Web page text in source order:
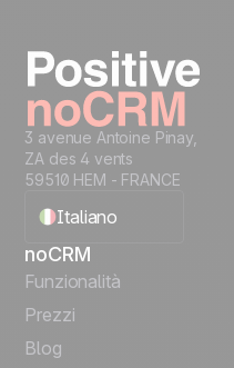
3 avenue Antoine Pinay,
ZA des 4 vents
59510 HEM - FRANCE
Italiano
English
noCRM
Funzionalità
Prezzi
Blog